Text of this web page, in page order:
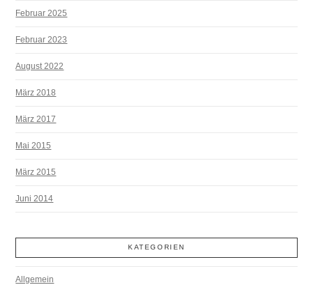
Februar 2025
Februar 2023
August 2022
März 2018
März 2017
Mai 2015
März 2015
Juni 2014
KATEGORIEN
Allgemein